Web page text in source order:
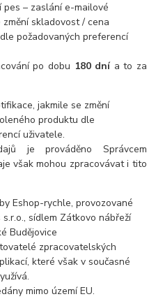
– zaslání e-mailové
skladovost / cena
požadovaných preferencí
po dobu 180 dnía to za
jakmile se změní
produktu dle
uživatele.
je prováděno Správcem
však mohou zpracovávat i tito
Eshop-rychle, provozované
sídlem Zátkovo nábřeží
Budějovice
zpracovatelských
které však v současné
mimo území EU.